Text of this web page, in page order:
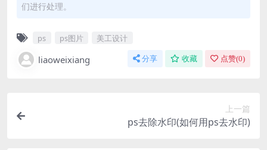
们进行处理。
ps ps图片 美工设计
liaoweixiang 分享 收藏 点赞(0)
上一篇
ps去除水印(如何用ps去水印)